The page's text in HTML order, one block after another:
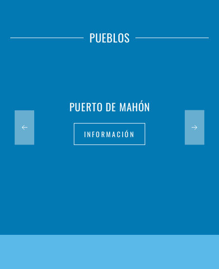
PUEBLOS
PUERTO DE MAHÓN
INFORMACIÓN